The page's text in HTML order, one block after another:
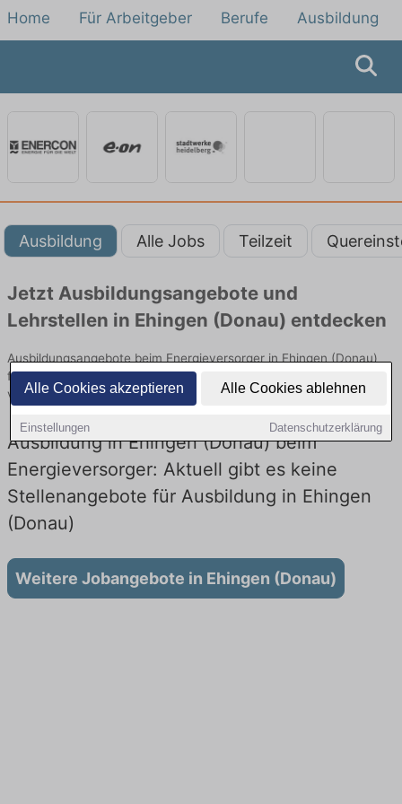
Alle Cookies akzeptieren Alle Cookies ablehnen
Einstellungen Datenschutzerklärung
Home Für Arbeitgeber Berufe Ausbildung
Ausbildung Alle Jobs Teilzeit
Jetzt Ausbildungsangebote und
Lehrstellen in Ehingen (Donau) entdecken
Ausbildungsangebote beim Energieversorger in Ehingen (Donau)
finden Sie von namhaften Firmen. Entdecken Sie freie Optionen
von Top-Arbeitgebern und bewerben Sie sich noch heute.
Ausbildung in Ehingen (Donau) beim
Energieversorger: Aktuell gibt es keine
Stellenangebote für Ausbildung in Ehingen
(Donau)
Weitere Jobangebote in Ehingen (Donau)